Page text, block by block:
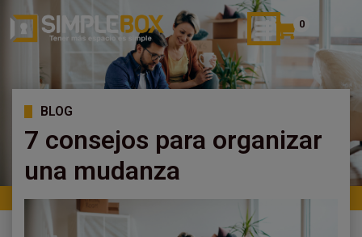
0
BLOG
7 consejos para organizar
una mudanza